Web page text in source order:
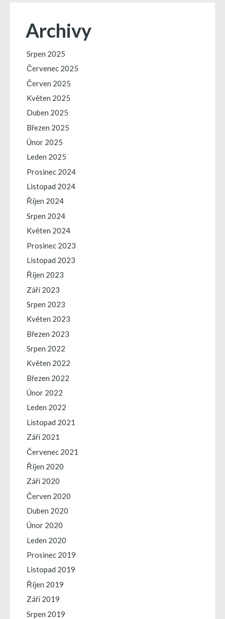
Archivy
Srpen 2025
Červenec 2025
Červen 2025
Květen 2025
Duben 2025
Březen 2025
Únor 2025
Leden 2025
Prosinec 2024
Listopad 2024
Říjen 2024
Srpen 2024
Květen 2024
Prosinec 2023
Listopad 2023
Říjen 2023
Září 2023
Srpen 2023
Květen 2023
Březen 2023
Srpen 2022
Květen 2022
Březen 2022
Únor 2022
Leden 2022
Listopad 2021
Září 2021
Červenec 2021
Říjen 2020
Září 2020
Červen 2020
Duben 2020
Únor 2020
Leden 2020
Prosinec 2019
Listopad 2019
Říjen 2019
Září 2019
Srpen 2019